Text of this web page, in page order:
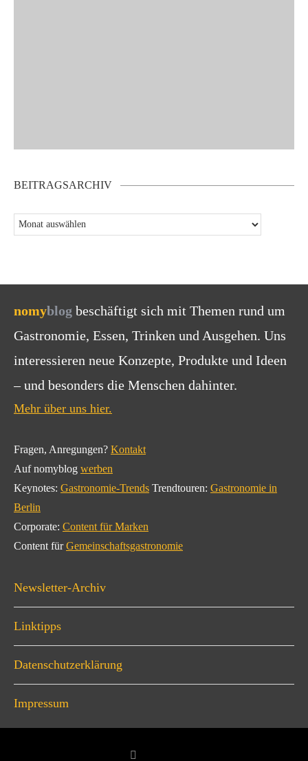
BEITRAGSARCHIV
nomyblog beschäftigt sich mit Themen rund um
Gastronomie, Essen, Trinken und Ausgehen. Uns
interessieren neue Konzepte, Produkte und Ideen
– und besonders die Menschen dahinter.
Mehr über uns hier.
Fragen, Anregungen? Kontakt
Auf nomyblog werben
Keynotes: Gastronomie-Trends Trendtouren: Gastronomie in
Berlin
Corporate: Content für Marken
Content fürGemeinschaftsgastronomie
Newsletter-Archiv
Linktipps
Datenschutzerklärung
Impressum